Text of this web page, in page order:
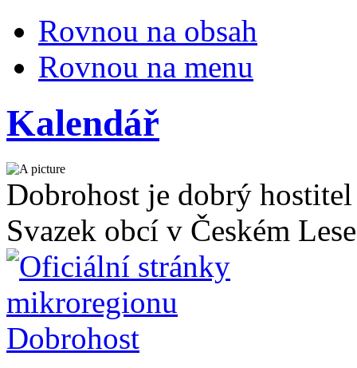
Rovnou na obsah
Rovnou na menu
Kalendář
Dobrohost je dobrý hostitel
Svazek obcí v Českém Lese